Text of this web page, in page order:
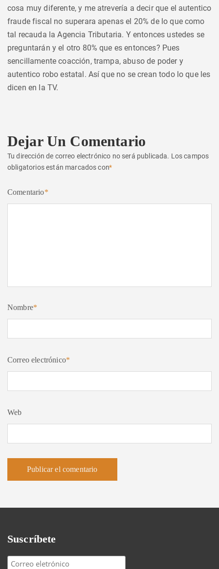
cosa muy diferente, y me atrevería a decir que el autentico
fraude fiscal no superara apenas el 20% de lo que como
tal recauda la Agencia Tributaria. Y entonces ustedes se
preguntarán y el otro 80% que es entonces? Pues
sencillamente coacción, trampa, abuso de poder y
autentico robo estatal. Así que no se crean todo lo que les
dicen en la TV.
Dejar Un Comentario
Tu dirección de correo electrónico no será publicada. Los campos
obligatorios están marcados con*
Comentario*
Nombre*
Correo electrónico*
Web
Suscríbete